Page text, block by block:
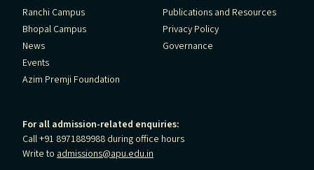
Ranchi Campus
Bhopal Campus
News
Events
Azim Premji Foundation
Publications and Resources
Privacy Policy
Governance
For all admission-related enquiries:
Call +91 8971889988 during office hours
Write to admissions@apu.edu.in